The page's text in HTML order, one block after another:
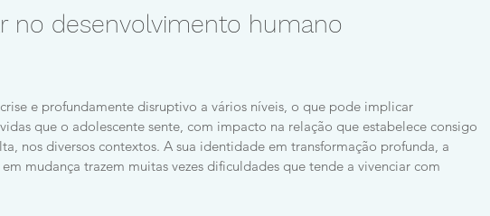
no desenvolvimento humano
e profundamente disruptivo a vários níveis, o que pode implicar
que o adolescente sente, com impacto na relação que estabelece consigo
nos diversos contextos. A sua identidade em transformação profunda, a
mudança trazem muitas vezes dificuldades que tende a vivenciar com